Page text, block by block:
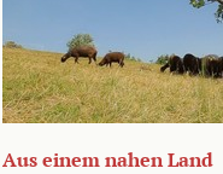
Aus einem nahen Land